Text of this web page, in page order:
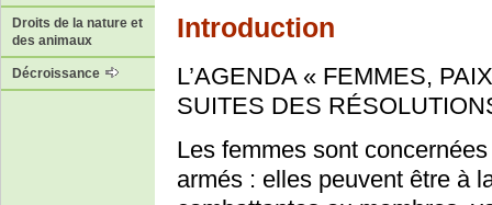
Droits de la nature et
des animaux
Décroissance
Introduction
L’AGENDA « ­FEMMES,
SUITES DES
Les femmes sont
armés­ : elles peuvent être à